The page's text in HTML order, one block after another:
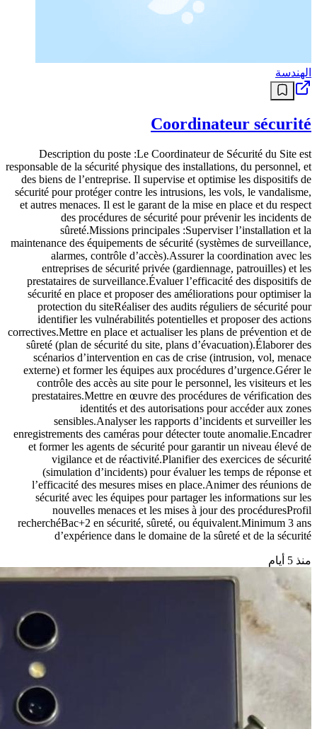
الهندسة
Coordinateur sécurité
Description du poste :Le Coordinateur de Sécurité du Site est
responsable de la sécurité physique des installations, du personnel, et
des biens de l’entreprise. Il supervise et optimise les dispositifs de
sécurité pour protéger contre les intrusions, les vols, le vandalisme,
et autres menaces. Il est le garant de la mise en place et du respect
des procédures de sécurité pour prévenir les incidents de
sûreté.Missions principales :Superviser l’installation et la
maintenance des équipements de sécurité (systèmes de surveillance,
alarmes, contrôle d’accès).Assurer la coordination avec les
entreprises de sécurité privée (gardiennage, patrouilles) et les
prestataires de surveillance.Évaluer l’efficacité des dispositifs de
sécurité en place et proposer des améliorations pour optimiser la
protection du siteRéaliser des audits réguliers de sécurité pour
identifier les vulnérabilités potentielles et proposer des actions
correctives.Mettre en place et actualiser les plans de prévention et de
sûreté (plan de sécurité du site, plans d’évacuation).Élaborer des
scénarios d’intervention en cas de crise (intrusion, vol, menace
externe) et former les équipes aux procédures d’urgence.Gérer le
contrôle des accès au site pour le personnel, les visiteurs et les
prestataires.Mettre en œuvre des procédures de vérification des
identités et des autorisations pour accéder aux zones
sensibles.Analyser les rapports d’incidents et surveiller les
enregistrements des caméras pour détecter toute anomalie.Encadrer
et former les agents de sécurité pour garantir un niveau élevé de
vigilance et de réactivité.Planifier des exercices de sécurité
(simulation d’incidents) pour évaluer les temps de réponse et
l’efficacité des mesures mises en place.Animer des réunions de
sécurité avec les équipes pour partager les informations sur les
nouvelles menaces et les mises à jour des procéduresProfil
recherchéBac+2 en sécurité, sûreté, ou équivalent.Minimum 3 ans
d’expérience dans le domaine de la sûreté et de la sécurité
منذ 5 أيام